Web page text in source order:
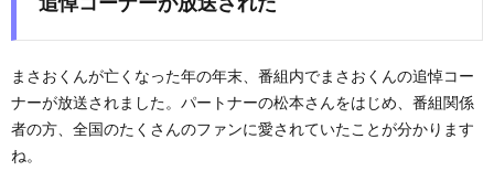
まさおくんが亡くなった年の年末、番組内でまさおくんの追悼コー
ナーが放送されました。パートナーの松本さんをはじめ、番組関係
者の方、全国のたくさんのファンに愛されていたことが分かります
ね。